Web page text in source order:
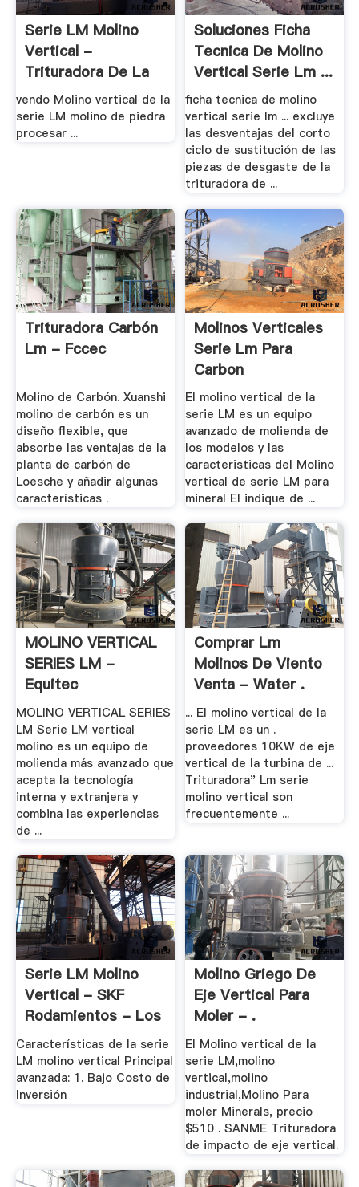
Serie LM Molino
Vertical -
Trituradora De La
Planta .
vendo Molino vertical de la
serie LM molino de piedra
procesar ...
Soluciones Ficha
Tecnica De Molino
Vertical Serie Lm ...
ficha tecnica de molino
vertical serie lm ... excluye
las desventajas del corto
ciclo de sustitución de las
piezas de desgaste de la
trituradora de ...
Trituradora Carbón
Lm - Fccec
Molino de Carbón. Xuanshi
molino de carbón es un
diseño flexible, que
absorbe las ventajas de la
planta de carbón de
Loesche y añadir algunas
características .
Molinos Verticales
Serie Lm Para
Carbon
El molino vertical de la
serie LM es un equipo
avanzado de molienda de
los modelos y las
caracteristicas del Molino
vertical de serie LM para
mineral El indique de ...
MOLINO VERTICAL
SERIES LM -
Equitec
MOLINO VERTICAL SERIES
LM Serie LM vertical
molino es un equipo de
molienda más avanzado que
acepta la tecnología
interna y extranjera y
combina las experiencias
de ...
Comprar Lm
Molinos De Viento
Venta - Water .
... El molino vertical de la
serie LM es un .
proveedores 10KW de eje
vertical de la turbina de ...
Trituradora" Lm serie
molino vertical son
frecuentemente ...
Serie LM Molino
Vertical - SKF
Rodamientos - Los
...
Características de la serie
LM molino vertical Principal
avanzada: 1. Bajo Costo de
Inversión
Molino Griego De
Eje Vertical Para
Moler - .
El Molino vertical de la
serie LM,molino
vertical,molino
industrial,Molino Para
moler Minerals, precio
$510 . SANME Trituradora
de impacto de eje vertical.